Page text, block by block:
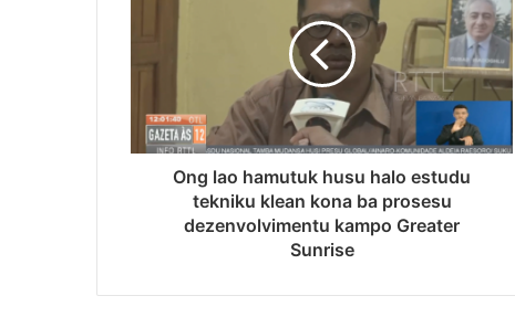
Ong lao hamutuk husu halo estudu
tekniku klean kona ba prosesu
dezenvolvimentu kampo Greater
Sunrise